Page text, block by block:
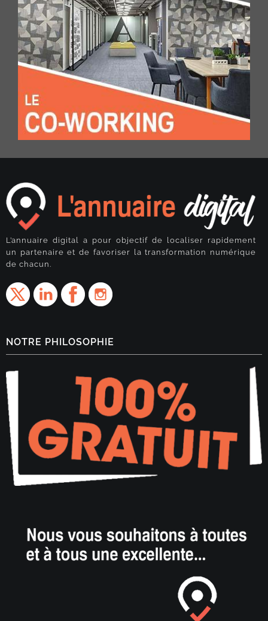
L’annuaire digital a pour objectif de localiser rapidement
un partenaire et de favoriser la transformation numérique
de chacun.
NOTRE PHILOSOPHIE